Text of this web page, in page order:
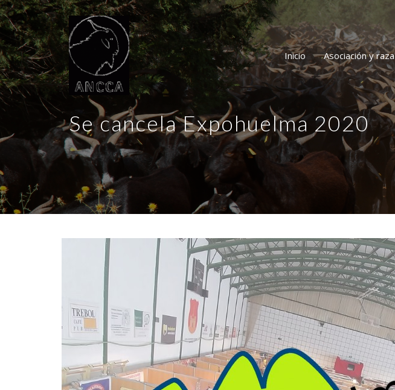
Inicio Asociación y raza
Se cancela Expohuelma 2020